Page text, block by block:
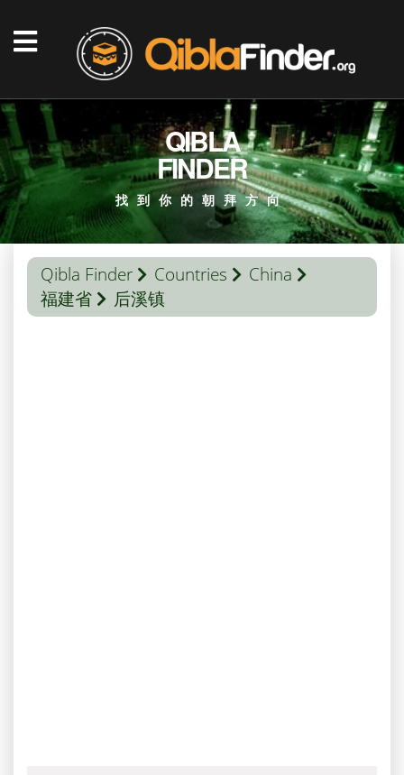
QIBLA
FINDER
找到你的朝拜方向
Qibla Finder Countries
China
福建省
后溪镇